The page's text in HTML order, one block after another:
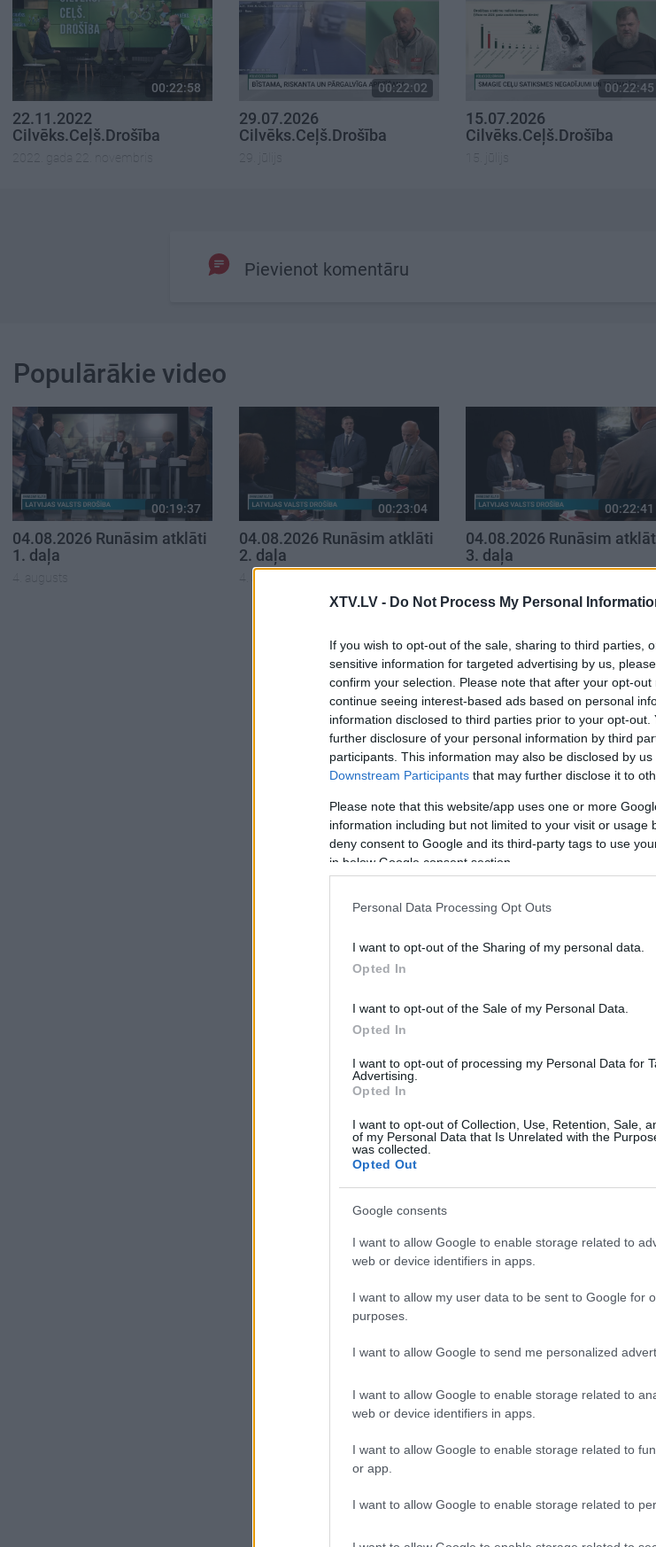
XTV.LV - Do Not Process My Personal
If you wish to opt-out of the sale, sharing to third parties,
sensitive information for targeted advertising by us,
confirm your selection. Please note that after your opt-
continue seeing interest-based ads based on personal
information disclosed to third parties prior to your opt-
further disclosure of your personal information by third
participants. This information may also be disclosed by
Downstream Participants that may further disclose it to
Please note that this website/app uses one or more
information including but not limited to your visit or usage
deny consent to Google and its third-party tags to use
in below Google consent section.
Personal Data Processing Opt Outs
I want to opt-out of the Sharing of my personal data.
Opted In
I want to opt-out of the Sale of my Personal Data.
Opted In
I want to opt-out of processing my Personal Data for
Advertising.
Opted In
I want to opt-out of Collection, Use, Retention, Sale,
of my Personal Data that Is Unrelated with the
was collected.
Opted Out
Google consents
I want to allow Google to enable storage related to
web or device identifiers in apps.
I want to allow my user data to be sent to Google for
purposes.
I want to allow Google to send me personalized
I want to allow Google to enable storage related to
web or device identifiers in apps.
I want to allow Google to enable storage related to
or app.
I want to allow Google to enable storage related to
00:22:58
22.11.2022
Cilvēks.Ceļš.Drošība
2022. gada 22. novembris
00:22:02
29.07.2026
Cilvēks.Ceļš.Drošība
29. jūlijs
00:22:45
15.07.2026
Cilvēks.Ceļš.Drošība
15. jūlijs
Pievienot komentāru
Populārākie video
00:19:37
04.08.2026 Runāsim atklāti
1. daļa
4. augusts
00:23:04
04.08.2026 Runāsim atklāti
2. daļa
4. augusts
00:22:41
04.08.2026 Runāsim
3. daļa